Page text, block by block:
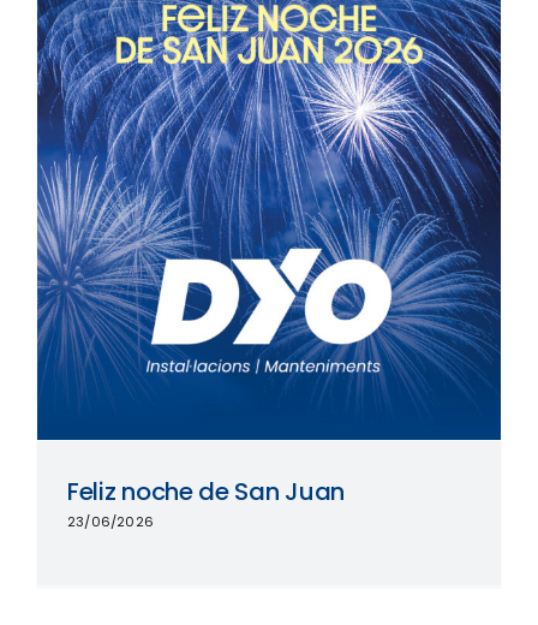
Feliz noche de San Juan
23/06/2026